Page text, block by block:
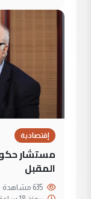
إقتصادية
مستشار
المقبل